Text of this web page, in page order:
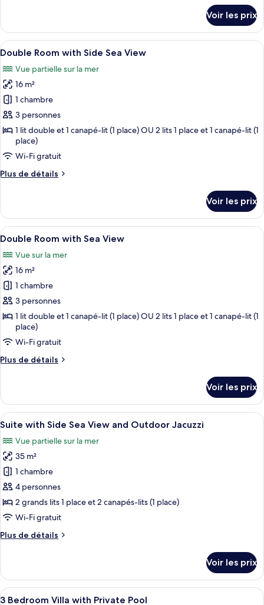
Sea
View
and
Private
Pool
le
type
de
Suite
with
Side
Sea
View
and
Private
Pool
Voir les prix
Afficher
toutes
les
photos
pour
ce
type
chambre :
Double
Room
Side
Sea
View
Une chambre d’hôtel équipée d’un
5
Double Room with Side Sea View
Vue partielle sur la mer
16 m²
1 chambre
3 personnes
1 lit double et 1 canapé-lit (1 place) OU 2 lits 1 place et 1 canapé-lit (1
place)
Wi-Fi gratuit
Plus de détails
Plus
le
type
de
Double
Room
with
Side
Sea
View
Voir les prix
Afficher
toutes
les
photos
pour
ce
type
chambre :
Double
Room
Sea
View
Une chambre d’hôtel avec un
6
Double Room with Sea View
Vue sur la mer
16 m²
1 chambre
3 personnes
1 lit double et 1 canapé-lit (1 place) OU 2 lits 1 place et 1 canapé-lit (1
place)
Wi-Fi gratuit
Plus de détails
Plus
le
type
de
Double
Room
with
Sea
View
Voir les prix
Afficher
toutes
les
photos
pour
ce
type
de
chambre :
Suite
Sea
View
Un bain à remous offrant une vue
6
Suite with Side Sea View and Outdoor Jacuzzi
Vue partielle sur la mer
35 m²
1 chambre
4 personnes
2 grands lits 1 place et 2 canapés-lits (1 place)
Wi-Fi gratuit
Plus de détails
Plus
le
type
de
Voir les prix
Afficher
Une terrasse dotée de mobilier en
18
3 Bedroom Villa with Private Pool